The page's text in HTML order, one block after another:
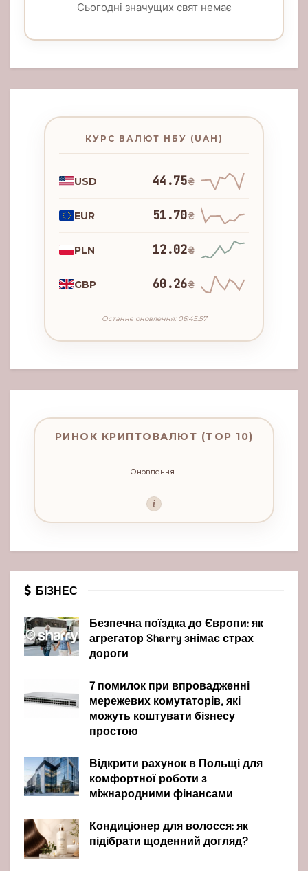
Сьогодні значущих свят немає
КУРС ВАЛЮТ НБУ (UAH)
USD 44.75₴
EUR 51.70₴
PLN 12.02₴
GBP 60.26₴
Останнє оновлення: 06:45:57
РИНОК КРИПТОВАЛЮТ (TOP 10)
Оновлення...
i
БІЗНЕС
Безпечна поїздка до Європи: як
агрегатор Sharry знімає страх
дороги
7 помилок при впровадженні
мережевих комутаторів, які
можуть коштувати бізнесу
простою
Відкрити рахунок в Польщі для
комфортної роботи з
міжнародними фінансами
Кондиціонер для волосся: як
підібрати щоденний догляд?